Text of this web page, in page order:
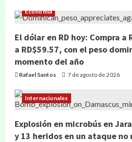
Economía
El dólar en RD hoy: Compra a
a RD$59.57, con el peso
momento del año
Rafael Santos 7 de agosto de 2026
Internacionales
Explosión en microbús en
y 13 heridos en un ataque